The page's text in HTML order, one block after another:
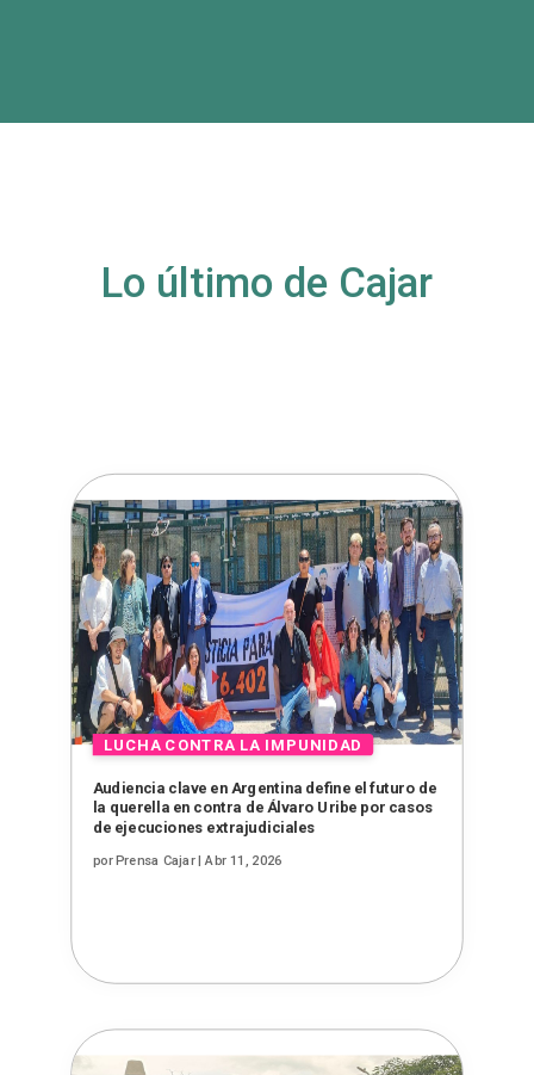
Lo último de Cajar
Audiencia clave en Argentina define el futuro de
la querella en contra de Álvaro Uribe por casos
de ejecuciones extrajudiciales
porPrensa Cajar|Abr 11, 2026